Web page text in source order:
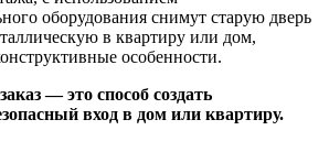
оборудования снимут старую дверь
в квартиру или дом,
особенности.
— это способ создать
вход в дом или квартиру.